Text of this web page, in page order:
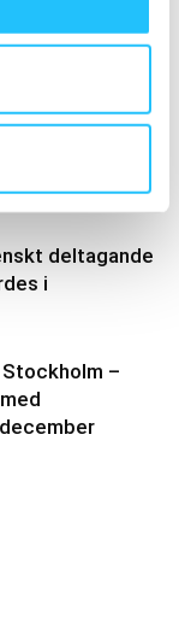
första
deltagande
i
–